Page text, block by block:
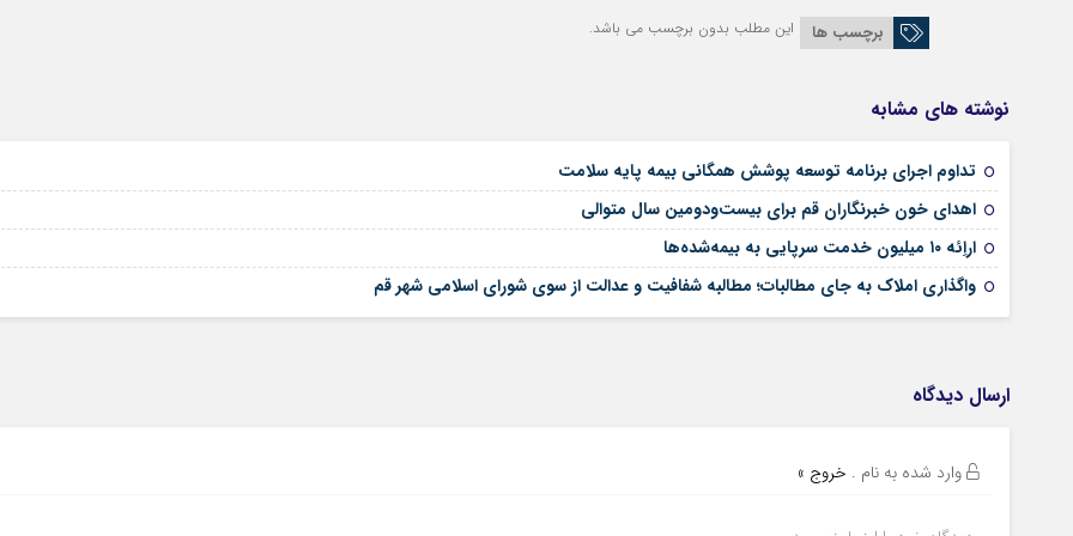
برچسب ها این مطلب بدون برچسب می باشد.
نوشته های مشابه
تداوم اجرای برنامه توسعه پوشش همگانی بیمه پایه سلامت
اهدای خون خبرنگاران قم برای بیست‌ودومین سال متوالی
اراِئه ۱۰ میلیون خدمت سرپایی به بیمه‌شده‌ها
واگذاری املاک به جای مطالبات؛ مطالبه شفافیت و عدالت از سوی شورای اسلامی شهر قم
ارسال دیدگاه
وارد شده به نام . خروج »